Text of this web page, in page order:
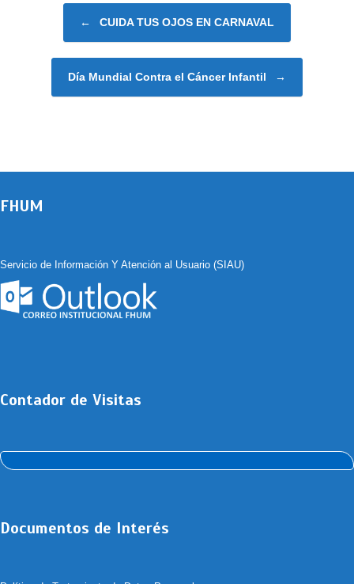
←
CUIDA TUS OJOS EN CARNAVAL
Día Mundial Contra el Cáncer Infantil →
FHUM
Servicio de Información Y Atención al Usuario (SIAU)
Contador de Visitas
Documentos de Interés